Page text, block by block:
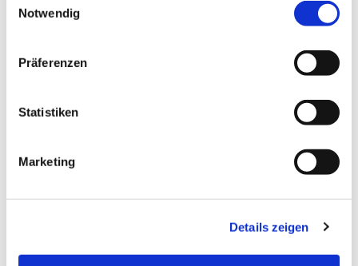
Notwendig
Präferenzen
Statistiken
Marketing
Details zeigen